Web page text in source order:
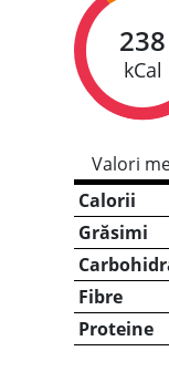
238
kCal
Valori
Calorii
Grăsimi
Fibre
Proteine